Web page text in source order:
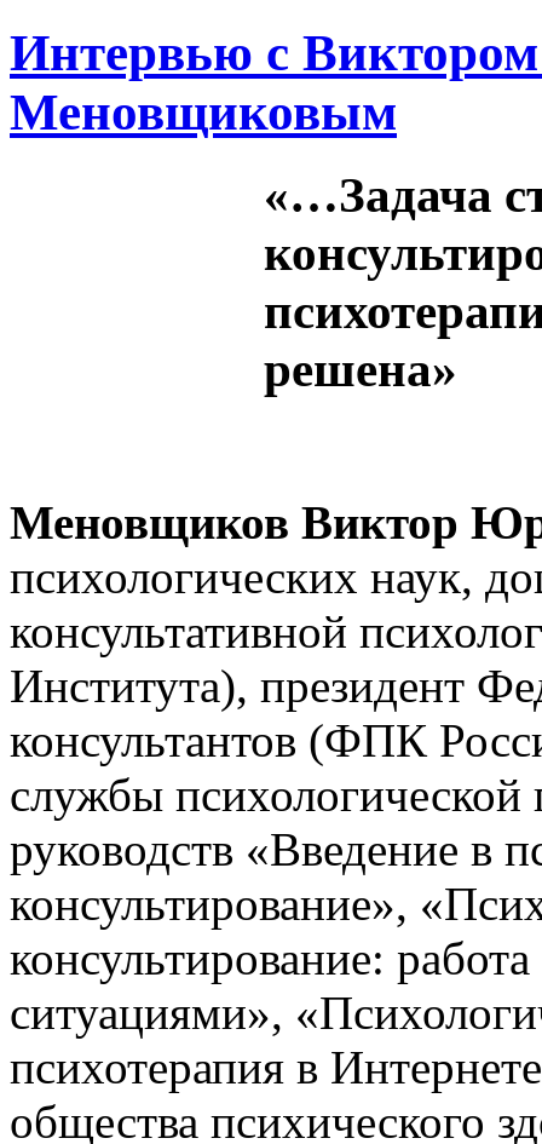
Интервью с
Меновщиковым
«…Задача
решена»
Меновщиков Виктор
психологических наук,
консультативной
Института), президент
консультантов (ФПК
службы
руководств «Введение в
консультирование»,
консультирование:
ситуациями»,
психотерапия в
общества психического